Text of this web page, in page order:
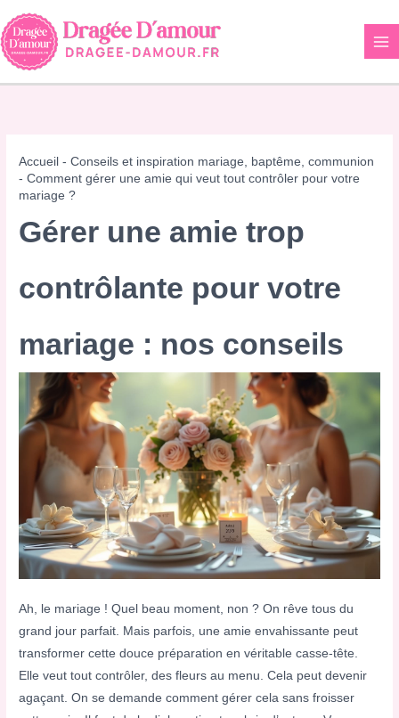
Aller
au
contenu
Accueil -Conseils et inspiration mariage, baptême, communion
-Comment gérer une amie qui veut tout contrôler pour votre
mariage ?
Gérer une amie trop
contrôlante pour votre
mariage : nos conseils
Ah, le mariage ! Quel beau moment, non ? On rêve tous du
grand jour parfait. Mais parfois, une amie envahissante peut
transformer cette douce préparation en véritable casse-tête.
Elle veut tout contrôler, des fleurs au menu. Cela peut devenir
agaçant. On se demande comment gérer cela sans froisser